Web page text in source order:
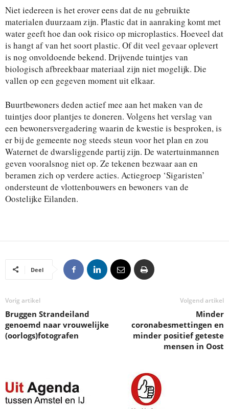
Niet iedereen is het erover eens dat de nu gebruikte
materialen duurzaam zijn. Plastic dat in aanraking komt met
water geeft hoe dan ook risico op microplastics. Hoeveel dat
is hangt af van het soort plastic. Of dit veel gevaar oplevert
is nog onvoldoende bekend. Drijvende tuintjes van
biologisch afbreekbaar materiaal zijn niet mogelijk. Die
vallen op een gegeven moment uit elkaar.
Buurtbewoners deden actief mee aan het maken van de
tuintjes door plantjes te doneren. Volgens het verslag van
een bewonersvergadering waarin de kwestie is besproken, is
er bij de gemeente nog steeds steun voor het plan en zou
Waternet de dwarsliggende partij zijn. De watertuinmannen
geven vooralsnog niet op. Ze tekenen bezwaar aan en
beramen zich op verdere acties. Actiegroep ‘Sigaristen’
ondersteunt de vlottenbouwers en bewoners van de
Oostelijke Eilanden.
Deel
Vorig artikel
Bruggen Strandeiland
genoemd naar vrouwelijke
(oorlogs)fotografen
Volgend artikel
Minder
coronabesmettingen en
minder positief geteste
mensen in Oost